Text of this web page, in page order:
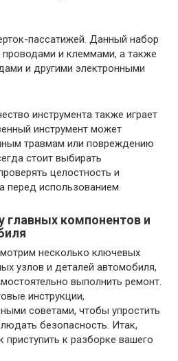
пассатижей. Данный набор
и клеммами, а также
и другими электронными
инструмента также играет
инструмент может
травмам или повреждению
стоит выбирать
целостность и
перед использованием.
компонентов и
несколько ключевых
узлов и деталей автомобиля,
выполнить ремонт.
инструкции,
советами, чтобы упростить
безопасность. Итак,
приступить к разборке вашего